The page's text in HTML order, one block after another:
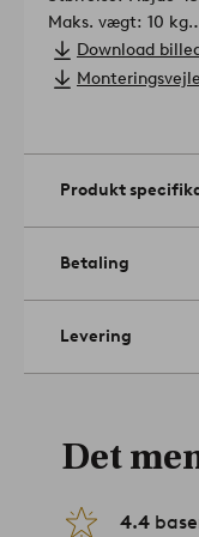
Maks. vægt: 10 kg.
Beskrivelse:
Vedligeholdelse:
Tip/råd: Et lille
Download
Produkt
Betaling
Levering
Det
4.4